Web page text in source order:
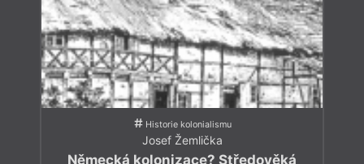
Historie kolonialismu
Josef Žemlička
Německá kolonizace? Středověká